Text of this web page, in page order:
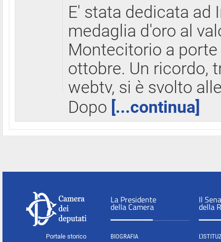
E' stata dedicata ad
medaglia d'oro al
Montecitorio a
ottobre. Un ricordo,
webtv, si è svolto
Dopo [...continua]
Portale storico
La Presidente
della Camera
BIOGRAFIA
Il
della